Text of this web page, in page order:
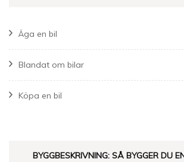
Äga en bil
Blandat om bilar
Köpa en bil
BYGGBESKRIVNING: SÅ BYGGER DU